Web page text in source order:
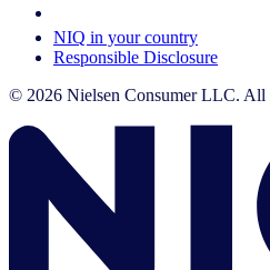
NIQ in your country
Responsible Disclosure
© 2026 Nielsen Consumer LLC. All